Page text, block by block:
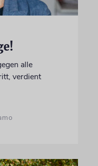
alle
verdient